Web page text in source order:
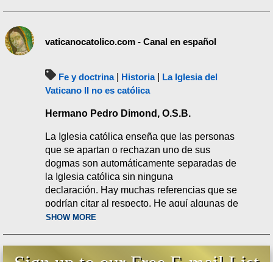
vaticanocatolico.com - Canal en español
Fe y doctrina| Historia| La Iglesia del
Vaticano II no es católica
Hermano Pedro Dimond, O.S.B.
La Iglesia católica enseña que las personas
que se apartan o rechazan uno de sus
dogmas son automáticamente separadas de
la Iglesia católica sin ninguna
declaración. Hay muchas referencias que se
podrían citar al respecto. He aquí algunas de
ellas.
SHOW MORE